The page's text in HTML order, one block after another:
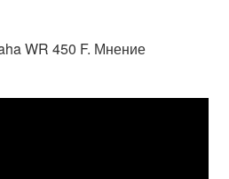
WR 450 F. Мнение